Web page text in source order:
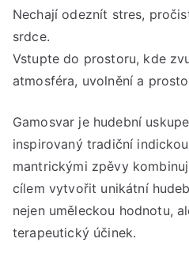
Nechají odeznít stres,
srdce.
Vstupte do prostoru, kde
atmosféra, uvolnění a
Gamosvar je hudební
inspirovaný tradiční
mantrickými zpěvy
cílem vytvořit unikátní
nejen uměleckou hodnotu,
terapeutický účinek.